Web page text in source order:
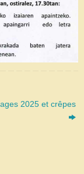
2025 et crêpes